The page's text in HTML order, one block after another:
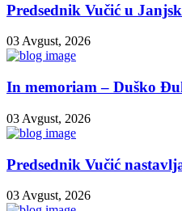
Predsednik Vučić u
03 Avgust, 2026
In memoriam – Duško
03 Avgust, 2026
Predsednik Vučić
03 Avgust, 2026